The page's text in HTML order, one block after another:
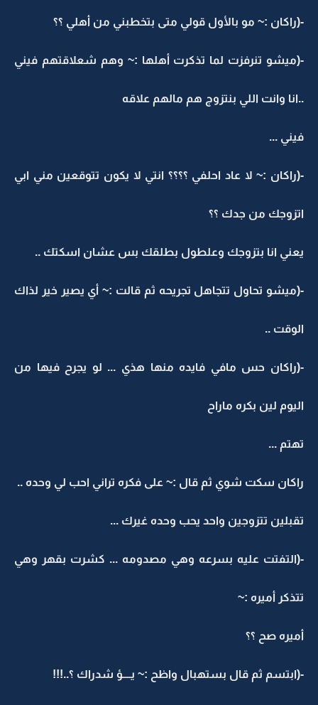
-(راكان :~ مو بالأول قولي متى بتخطبني من أهلي ؟؟
-(ميشو تنرفزت لما تذكرت أهلها :~ وهم شعلاقتهم فيني
..انا وانت اللي بنتزوج هم مالهم علاقه
فيني ...
-(راكان :~ لا عاد احلفي ؟؟؟؟ انتي لا يكون تتوقعين مني ابي
اتزوجك من جدك ؟؟
يعني انا بتزوجك وعلطول بطلقك بس عشان اسكتك ..
-(ميشو تحاول تتجاهل تجريحه ثم قالت :~ أي يصير خير لذاك
الوقت ..
-(راكان حس مافي فايده منها هذي ... لو يجرح فيها من
اليوم لين بكره ماراح
تهتم ...
راكان سكت شوي ثم قال :~ على فكره تراني احب لي وحده ..
تقبلين تتزوجين واحد يحب وحده غيرك ...
-(التفتت عليه بسرعه وهي مصدومه ... كشرت بقهر وهي
تتذكر أميره :~
أميره صح ؟؟
-(ابتسم ثم قال بستهبال واظح :~ يــــؤ شدراك ؟..!!!